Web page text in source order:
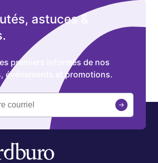
astuces &
premiers informés de nos
événements et promotions.